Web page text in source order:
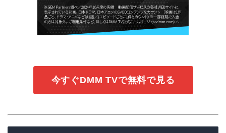
今すぐDMM TVで無料で見る